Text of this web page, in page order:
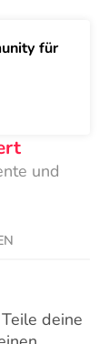
für
und
deine